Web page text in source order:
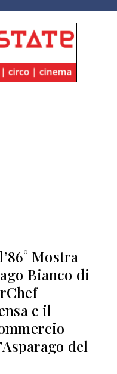
Mostra
Bianco di
e il
del